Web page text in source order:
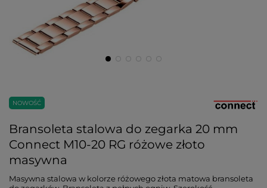
NOWOŚĆ
Bransoleta stalowa do zegarka 20 mm
Connect M10-20 RG różowe złoto
masywna
Masywna stalowa w kolorze różowego złota matowa bransoleta